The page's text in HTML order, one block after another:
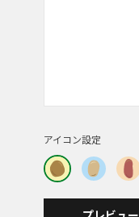
投稿者
神秘的、北海
アイコン設定